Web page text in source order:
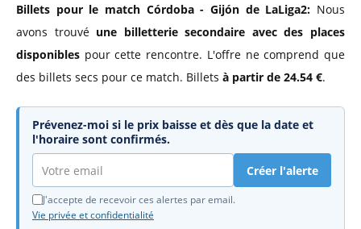
Billets pour le match Córdoba - Gijón de LaLiga2: Nous
avons trouvé une billetterie secondaire avec des places
disponibles pour cette rencontre. L'offre ne comprend que
des billets secs pour ce match. Billets à partir de 24.54 €.
Prévenez-moi si le prix baisse et dès que la date et
l'horaire sont confirmés.
Créer l'alerte
J'accepte de recevoir ces alertes par email.
Vie privée et confidentialité